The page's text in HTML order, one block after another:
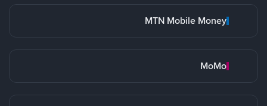
MTN Mobile Money
MoMo